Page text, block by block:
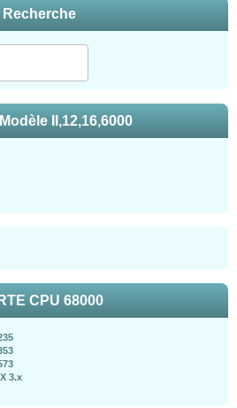
Recherche
II,12,16,6000
CPU 68000
3.x